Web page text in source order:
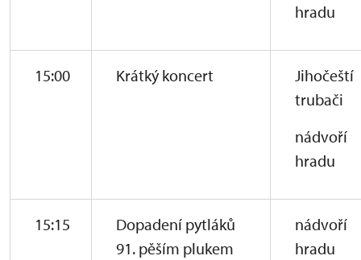
hradu
15:00 Krátký koncert
Jihočeští
trubači
nádvoří
hradu
15:15
Dopadení pytláků
91. pěším plukem
nádvoří
hradu